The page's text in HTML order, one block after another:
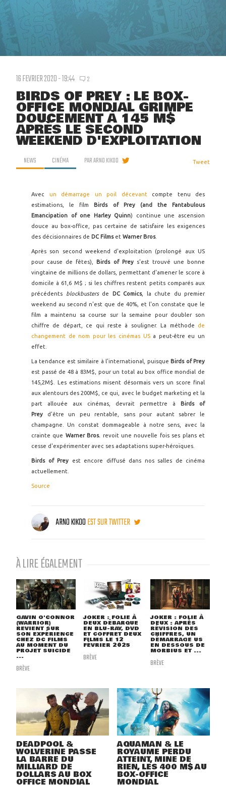
16 FEVRIER 2020 - 19:44 2
BIRDS OF PREY : LE BOX-
OFFICE MONDIAL GRIMPE
DOUCEMENT À 145 M$
APRÈS LE SECOND
WEEKEND D'EXPLOITATION
NEWS CINÉMA PARARNO KIKOO Tweet
Avec un démarrage un poil décevantcompte tenu des
estimations, le film Birds of Prey (and the Fantabulous
Emancipation of one Harley Quinn) continue une ascension
douce au box-office, pas certaine de satisfaire les exigences
des décisionnaires de DC Films et Warner Bros.
Après son second weekend d'exploitation (prolongé aux US
pour cause de fêtes), Birds of Prey s'est trouvé une bonne
vingtaine de millions de dollars, permettant d'amener le score à
domicile à 61,6 M$ ; si les chiffres restent petits comparés aux
précédents
blockbusters de DC Comics, la chute du premier
weekend au second n'est que de 40%, et l'on constate que le
film a maintenu sa course sur la semaine pour doubler son
chiffre de départ, ce qui reste à souligner. La méthode de
changement de nom pour les cinémas USa peut-être eu un
effet.
La tendance est similaire à l'international, puisque Birds of Prey
est passé de 48 à 83M$, pour un total au box office mondial de
145,2M$. Les estimations misent désormais vers un score final
aux alentours des 200M$, ce qui, avec le budget marketing et la
part allouée aux cinémas, devrait permettre à Birds of
Prey d'être un peu rentable, sans pour autant sabrer le
champagne. Un constat dommageable à notre sens, avec la
crainte que Warner Bros. revoit une nouvelle fois ses plans et
cesse d'expérimenter avec ses adaptations super-héroïques.
Birds of Prey
est encore diffusé dans nos salles de cinéma
actuellement.
Source
ARNO KIKOOEST SUR TWITTER
À LIRE ÉGALEMENT
GAVIN O'CONNOR
(WARRIOR)
REVIENT SUR
SON EXPÉRIENCE
CHEZ DC FILMS
AU MOMENT DU
PROJET SUICIDE
...
BRÈVE
JOKER : FOLIE À
DEUX DÉBARQUE
EN BLU-RAY, DVD
ET COFFRET DEUX
FILMS LE 12
FÉVRIER 2025
BRÈVE
JOKER : FOLIE À
DEUX : APRÈS
RÉVISION DES
CHIFFRES, UN
DÉMARRAGE US
EN DESSOUS DE
MORBIUS ET ...
BRÈVE
DEADPOOL &
WOLVERINE PASSE
LA BARRE DU
MILLIARD DE
DOLLARS AU BOX
OFFICE MONDIAL
AQUAMAN & LE
ROYAUME PERDU
ATTEINT, MINE DE
RIEN, LES 400 M$ AU
BOX-OFFICE
MONDIAL